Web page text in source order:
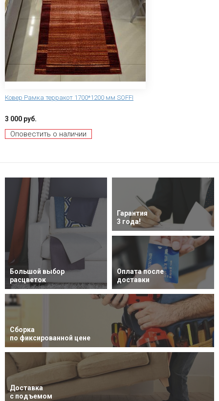
Ковер Рамка терракот 1700*1200 мм SOFFI
3 000 руб.
Оповестить о наличии
Большой выбор
расцветок
Гарантия
3 года!
Оплата после
доставки
Сборка
по фиксированной цене
Доставка
с подъемом